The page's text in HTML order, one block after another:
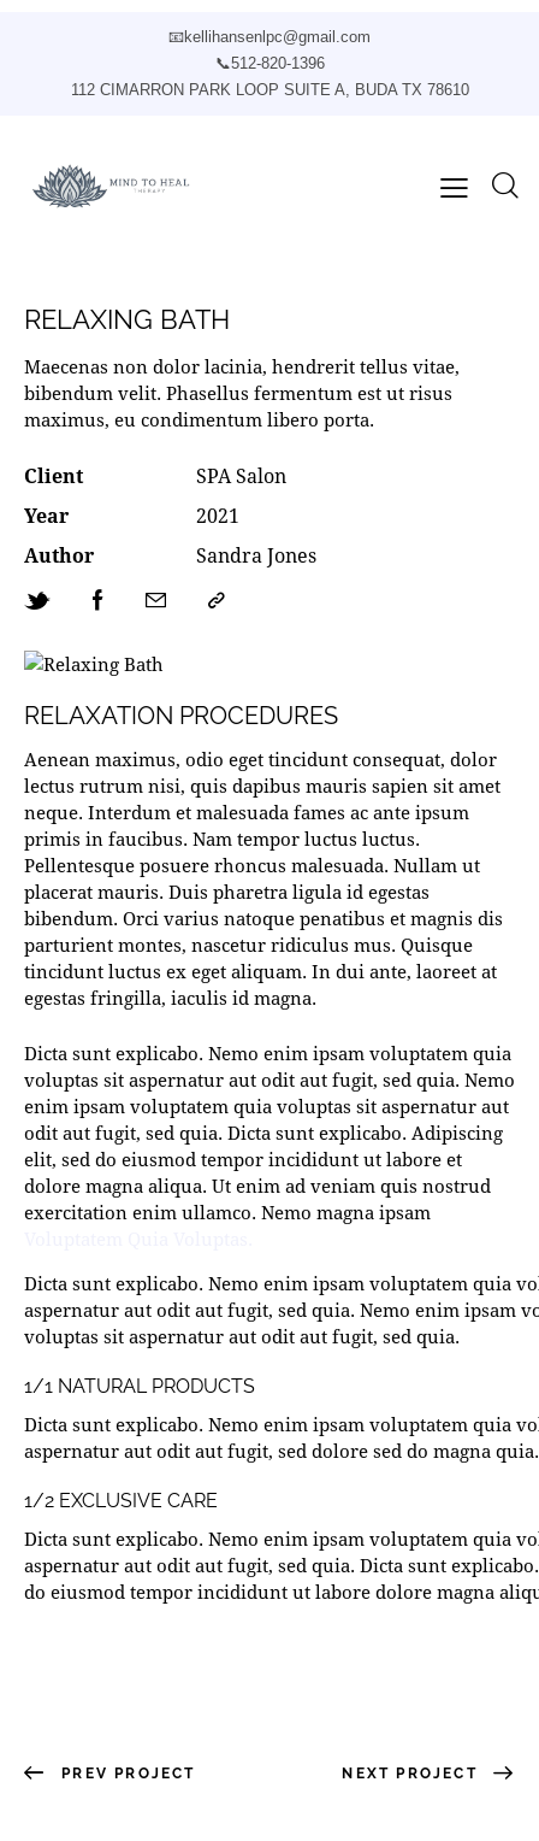
📧kellihansenlpc@gmail.com
📞512-820-1396
112 CIMARRON PARK LOOP SUITE A, BUDA TX 78610
RELAXING BATH
RELAXATION PROCEDURES
Aenean maximus, odio eget tincidunt consequat, dolor
lectus rutrum nisi, quis dapibus mauris sapien sit amet
neque. Interdum et malesuada fames ac ante ipsum
primis in faucibus. Nam tempor luctus luctus.
Pellentesque posuere rhoncus malesuada. Nullam ut
placerat mauris. Duis pharetra ligula id egestas
bibendum. Orci varius natoque penatibus et magnis dis
parturient montes, nascetur ridiculus mus. Quisque
tincidunt luctus ex eget aliquam. In dui ante, laoreet at
egestas fringilla, iaculis id magna.
Dicta sunt explicabo. Nemo enim ipsam voluptatem quia
voluptas sit aspernatur aut odit aut fugit, sed quia. Nemo
enim ipsam voluptatem quia voluptas sit aspernatur aut
odit aut fugit, sed quia. Dicta sunt explicabo. Adipiscing
elit, sed do eiusmod tempor incididunt ut labore et
dolore magna aliqua. Ut enim ad veniam quis nostrud
exercitation enim ullamco. Nemo magna ipsam
Dicta sunt explicabo. Nemo enim ipsam voluptatem quia
aspernatur aut odit aut fugit, sed quia. Nemo enim ipsam
voluptas sit aspernatur aut odit aut fugit, sed quia.
1/1 NATURAL PRODUCTS
Dicta sunt explicabo. Nemo enim ipsam voluptatem quia
aspernatur aut odit aut fugit, sed dolore sed do magna quia.
1/2 EXCLUSIVE CARE
Dicta sunt explicabo. Nemo enim ipsam voluptatem quia
aspernatur aut odit aut fugit, sed quia. Dicta sunt
do eiusmod tempor incididunt ut labore dolore magna
Maecenas non dolor lacinia, hendrerit tellus vitae,
bibendum velit. Phasellus fermentum est ut risus
maximus, eu condimentum libero porta.
Client
SPA Salon
Year
2021
Author
Sandra Jones
PREV PROJECT NEXT PROJECT